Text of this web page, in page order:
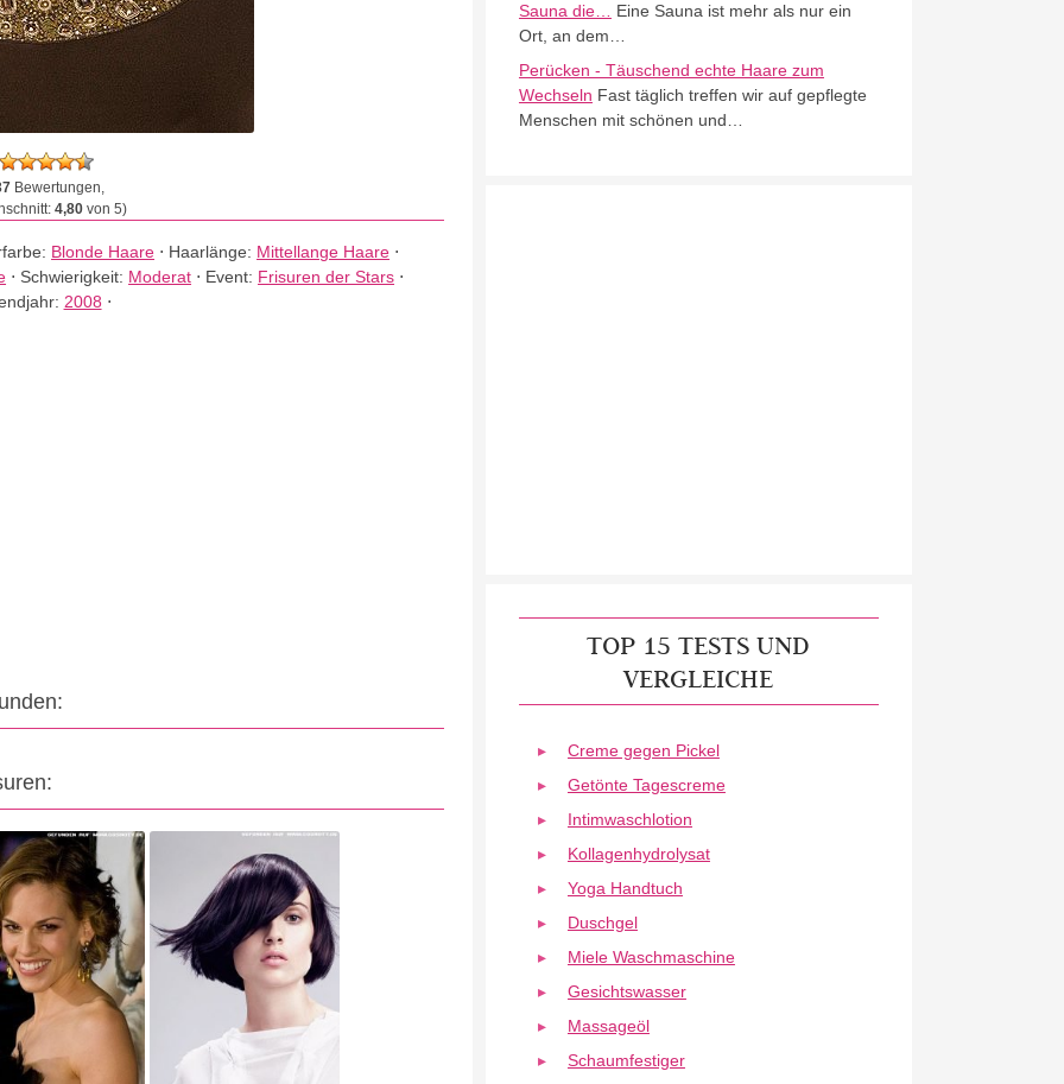
Bewertungen,
4,80von 5)
Blonde Haare ⋅ Haarlänge: Mittellange Haare ⋅
⋅ Schwierigkeit: Moderat ⋅ Event: Frisuren der Stars ⋅
2008 ⋅
Sauna die…
Eine Sauna ist mehr als nur ein
Ort, an dem…
Perücken - Täuschend echte Haare zum
Wechseln Fast täglich treffen wir auf gepflegte
Menschen mit schönen und…
TOP 15 TESTS UND
VERGLEICHE
Creme gegen Pickel
Getönte Tagescreme
Intimwaschlotion
Kollagenhydrolysat
Yoga Handtuch
Duschgel
Miele Waschmaschine
Gesichtswasser
Massageöl
Schaumfestiger